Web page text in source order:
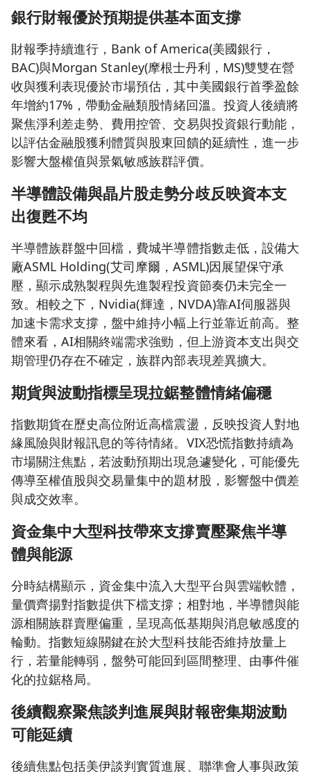
銀行財報優於預期提供基本面支撐
財報季持續進行，Bank of America(美國銀行，
BAC)與Morgan Stanley(摩根士丹利，MS)雙雙在營
收與獲利表現優於市場預估，其中美國銀行首季盈餘
年增約17%，帶動金融類股情緒回溫。投資人後續將
聚焦淨利差走勢、費用控管、交易與投資銀行動能，
以評估金融股獲利體質與股東回饋的延續性，進一步
影響大盤權值與景氣敏感族群評價。
半導體設備與晶片股走勢分歧反映資本支
出復甦不均
半導體族群盤中回檔，費城半導體指數走低，設備大
廠ASML Holding(艾司摩爾，ASML)因展望保守承
壓，顯示成熟製程與先進製程投資節奏仍未完全一
致。相較之下，Nvidia(輝達，NVDA)靠AI伺服器與
加速卡需求支撐，盤中維持小幅上行並靠近前高。整
體來看，AI相關終端需求強勁，但上游資本支出與交
期管理仍存在不確定，族群內部表現差異擴大。
期貨與波動指標呈現拉鋸整體情緒偏穩
指數期貨在歷史高位附近高檔震盪，反映投資人對地
緣風險與財報訊息的等待情緒。VIX恐慌指數持續為
市場關注焦點，若波動預期出現急遽變化，可能優先
傳導至權值股與交易量集中的題材股，影響盤中價差
與成交效率。
資金集中大型科技帶來支撐賣壓聚焦半導
體與能源
分時結構顯示，資金集中流入大型平台與雲端軟體，
量價齊揚對指數提供下檔支撐；相對地，半導體與能
源相關族群賣壓偏重，呈現高低基期與消息敏感度的
輪動。指數短線關鍵在於大型科技能否維持放量上
行，若量能轉弱，盤勢可能回到區間整理、由事件催
化的拉鋸格局。
後續觀察聚焦談判進展與財報密集期波動
可能延續
後續焦點包括美伊談判實質進展、聯準會人事與政策